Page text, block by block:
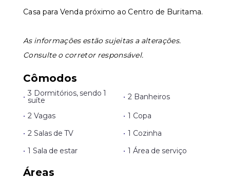
Casa para Venda próximo ao Centro de Buritama.
As informações estão sujeitas a alterações.
Consulte o corretor responsável.
Cômodos
• 3 Dormitórios, sendo 1
suíte • 2 Banheiros
• 2 Vagas • 1 Copa
• 2 Salas de TV • 1 Cozinha
• 1 Sala de estar • 1 Área de serviço
Áreas